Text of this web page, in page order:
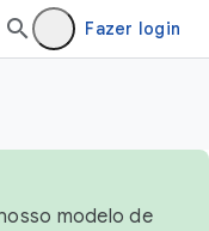
Fazer login
modelo de